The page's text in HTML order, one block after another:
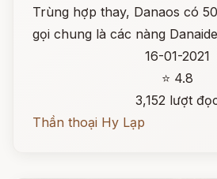
Trùng hợp thay, Danaos có
gọi chung là các nàng
16-01-2021
⭐ 4.8
3,152 lượt
Thần thoại Hy Lạp